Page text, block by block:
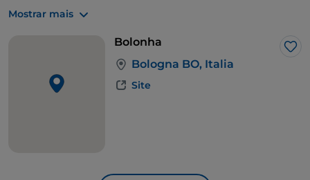
Natural Agrícola Prati di Mugnano
e ponto de referência para os passeios fora de portas
dos bolonheses. Passados os prados de Mugnano, o
próximo ponto de interesse que se encontra é o
Jardim Botânico de Nova Arbora
Mostrar mais
Bolonha
Bologna BO, Italia
Site